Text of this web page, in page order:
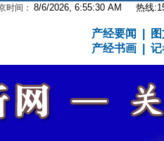
时间： 8/6/2026, 6:55:31 AM 热线
产经要闻
产经书画
记